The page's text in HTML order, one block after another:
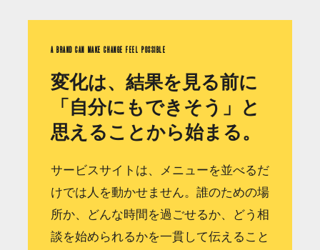
A BRAND CAN MAKE CHANGE FEEL POSSIBLE
変化は、結果を見る前に
「自分にもできそう」と
思えることから始まる。
サービスサイトは、メニューを並べるだ
けでは人を動かせません。誰のための場
所か、どんな時間を過ごせるか、どう相
談を始められるかを一貫して伝えること